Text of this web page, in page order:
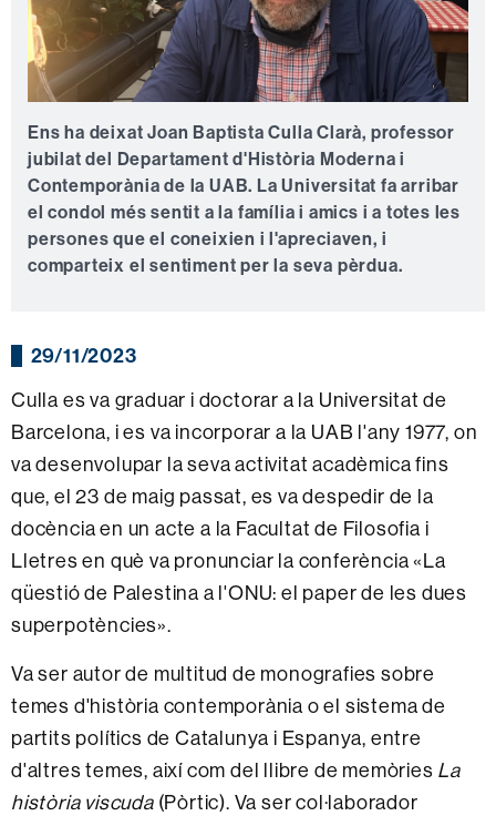
Ens ha deixat Joan Baptista Culla Clarà, professor
jubilat del Departament d'Història Moderna i
Contemporània de la UAB. La Universitat fa arribar
el condol més sentit a la família i amics i a totes les
persones que el coneixien i l'apreciaven, i
comparteix el sentiment per la seva pèrdua.
29/11/2023
Culla es va graduar i doctorar a la Universitat de
Barcelona, i es va incorporar a la UAB l'any 1977, on
va desenvolupar la seva activitat acadèmica fins
que, el 23 de maig passat, es va despedir de la
docència en un acte a la Facultat de Filosofia i
Lletres en què va pronunciar la conferència «La
qüestió de Palestina a l'ONU: el paper de les dues
superpotències».
Va ser autor de multitud de monografies sobre
temes d'història contemporània o el sistema de
partits polítics de Catalunya i Espanya, entre
d'altres temes, així com del llibre de memòries La
història viscuda(Pòrtic). Va ser col·laborador